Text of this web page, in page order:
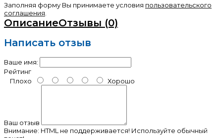
Заполняя форму Вы принимаете условия пользовательского
соглашения
ОписаниеОтзывы (0)
Написать отзыв
Ваше имя:
Рейтинг
Плохо
Хорошо
Ваш отзыв
Внимание: HTML не поддерживается! Используйте обычный